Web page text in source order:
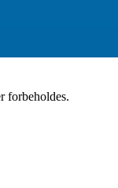
forbeholdes.